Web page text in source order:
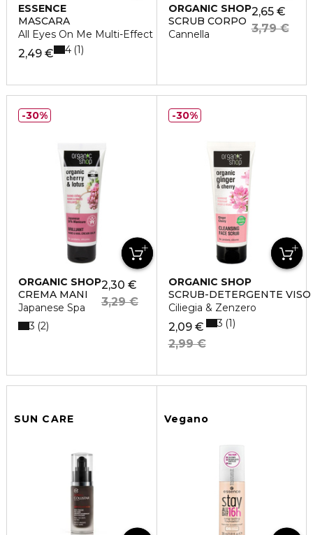
ESSENCE
MASCARA
All Eyes On Me Multi-Effect
2,49 € 4 1
ORGANIC SHOP
SCRUB CORPO
Cannella
2,65 €
3,79 €
ORGANIC SHOP
CREMA MANI
Japanese Spa
2,30 €
3,29 €
3 2
30%
ORGANIC SHOP
SCRUB-DETERGENTE VISO
Ciliegia & Zenzero
2,09 €
2,99 €
3 1
30%
SUN CARE Vegano